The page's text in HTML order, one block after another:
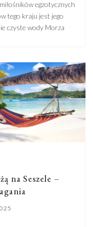
egzotycznych
tego kraju jest jego
czyste wody Morza
nurkami,
które na długo
na Seszele –